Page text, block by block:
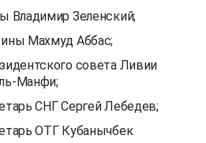
Владимир Зеленский;
Махмуд Аббас;
совета Ливии
Манфи;
СНГ Сергей Лебедев;
ОТГ Кубанычбек